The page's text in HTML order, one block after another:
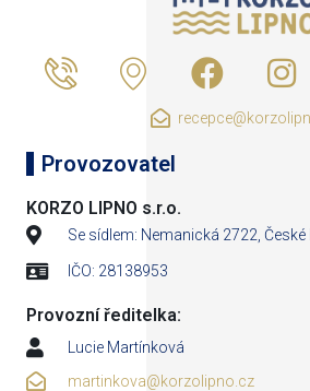
Provozovatel
KORZO LIPNO s.r.o.
Se sídlem: Nemanická 2722,
IČO: 28138953
Provozní ředitelka:
Lucie Martínková
martinkova@korzolipno.cz